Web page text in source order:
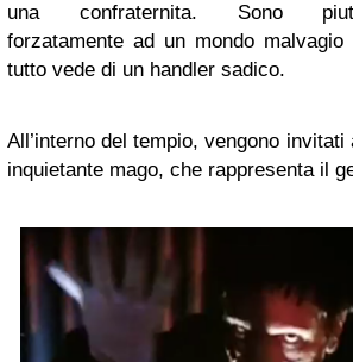
una confraternita. Sono
forzatamente ad un mondo malvagio
tutto vede di un handler sadico.
All’interno del tempio, vengono
inquietante mago, che rappresenta il